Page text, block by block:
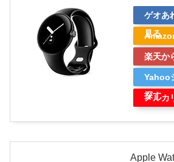
ゲオあ
見る
楽天か
Yahoo
探す
メルカ
Apple